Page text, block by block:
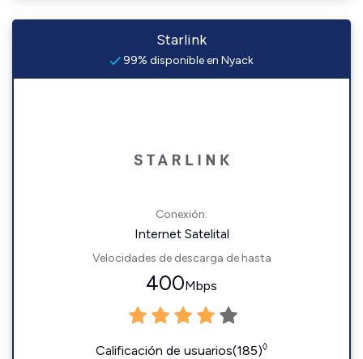
Starlink
99% disponible en Nyack
Conexión:
Internet Satelital
Velocidades de descarga de hasta
400Mbps
Calificación de usuarios(185)◊